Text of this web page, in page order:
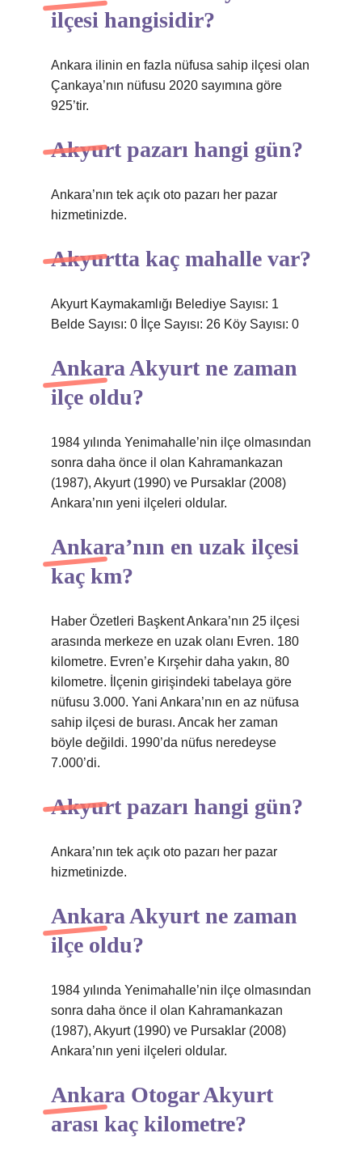
ilçesi hangisidir?
Ankara ilinin en fazla nüfusa sahip ilçesi olan
Çankaya’nın nüfusu 2020 sayımına göre
925’tir.
Akyurt pazarı hangi gün?
Ankara’nın tek açık oto pazarı her pazar
hizmetinizde.
Akyurtta kaç mahalle var?
Akyurt Kaymakamlığı Belediye Sayısı: 1
Belde Sayısı: 0 İlçe Sayısı: 26 Köy Sayısı: 0
Ankara Akyurt ne zaman
ilçe oldu?
1984 yılında Yenimahalle’nin ilçe olmasından
sonra daha önce il olan Kahramankazan
(1987), Akyurt (1990) ve Pursaklar (2008)
Ankara’nın yeni ilçeleri oldular.
Ankara’nın en uzak ilçesi
kaç km?
Haber Özetleri Başkent Ankara’nın 25 ilçesi
arasında merkeze en uzak olanı Evren. 180
kilometre. Evren’e Kırşehir daha yakın, 80
kilometre. İlçenin girişindeki tabelaya göre
nüfusu 3.000. Yani Ankara’nın en az nüfusa
sahip ilçesi de burası. Ancak her zaman
böyle değildi. 1990’da nüfus neredeyse
7.000’di.
Akyurt pazarı hangi gün?
Ankara’nın tek açık oto pazarı her pazar
hizmetinizde.
Ankara Akyurt ne zaman
ilçe oldu?
1984 yılında Yenimahalle’nin ilçe olmasından
sonra daha önce il olan Kahramankazan
(1987), Akyurt (1990) ve Pursaklar (2008)
Ankara’nın yeni ilçeleri oldular.
Ankara Otogar Akyurt
arası kaç kilometre?